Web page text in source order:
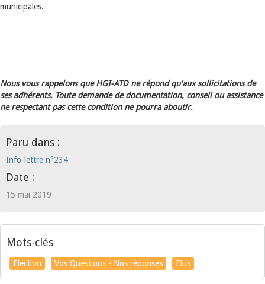
municipales.
Nous vous rappelons que HGI-ATD ne répond qu'aux sollicitations de
ses adhérents. Toute demande de documentation, conseil ou assistance
ne respectant pas cette condition ne pourra aboutir.
Paru dans :
Info-lettre n°234
Date :
15 mai 2019
Mots-clés
Election Vos Questions - Nos réponses Elus